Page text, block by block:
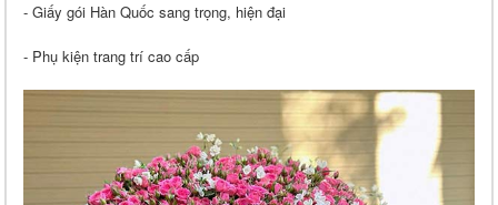
- Giấy gói Hàn Quốc sang trọng, hiện đại
- Phụ kiện trang trí cao cấp